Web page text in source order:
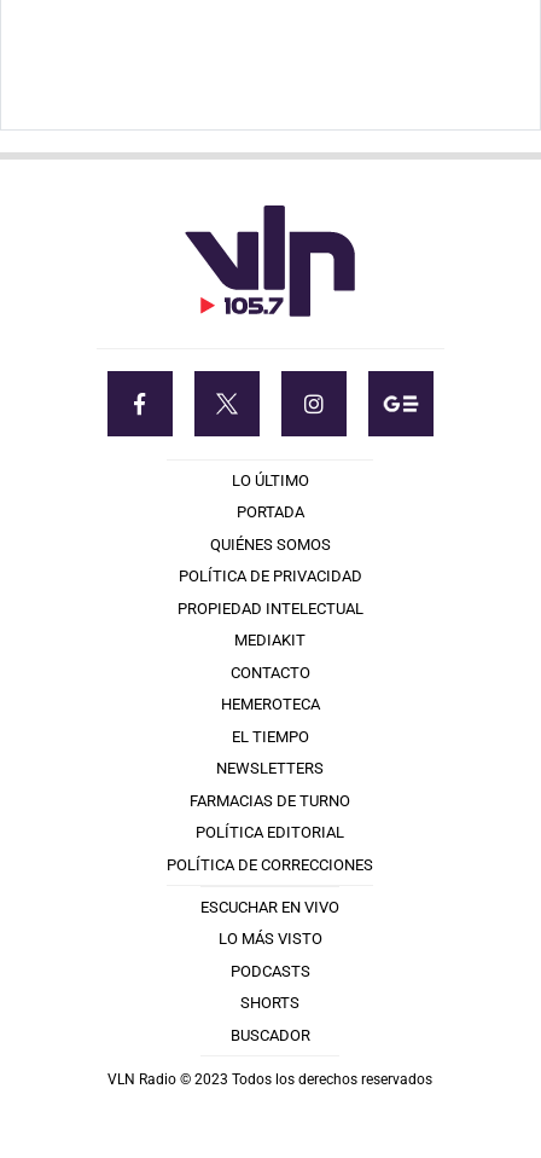
LO ÚLTIMO
PORTADA
QUIÉNES SOMOS
POLÍTICA DE PRIVACIDAD
PROPIEDAD INTELECTUAL
MEDIAKIT
CONTACTO
HEMEROTECA
EL TIEMPO
NEWSLETTERS
FARMACIAS DE TURNO
POLÍTICA EDITORIAL
POLÍTICA DE CORRECCIONES
ESCUCHAR EN VIVO
LO MÁS VISTO
PODCASTS
SHORTS
BUSCADOR
VLN Radio © 2023 Todos los derechos reservados